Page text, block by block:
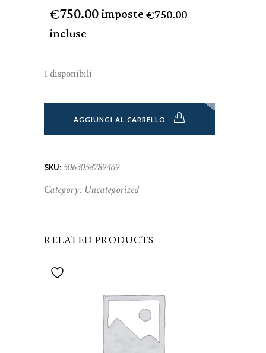
€750.00imposte€750.00
incluse
1 disponibili
AGGIUNGI AL CARRELLO
SKU: 5063058789469
Category: Uncategorized
RELATED PRODUCTS